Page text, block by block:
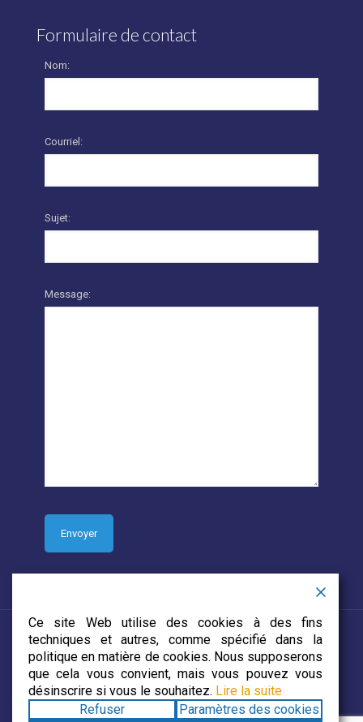
Formulaire de contact
Nom:
Courriel:
Sujet:
Message:
© 2019 CJECDN. Tous droits réservés. Site web conçu par
DevCorp Media
Ce site Web utilise des cookies à des fins
techniques et autres, comme spécifié dans la
politique en matière de cookies. Nous supposerons
que cela vous convient, mais vous pouvez vous
désinscrire si vous le souhaitez. Lire la suite
Refuser
Paramètres des cookies